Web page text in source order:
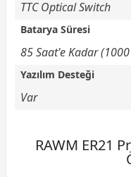
TTC Optical Switch
Batarya Süresi
85 Saat'e Kadar
Yazılım Desteği
Var
RAWM ER21